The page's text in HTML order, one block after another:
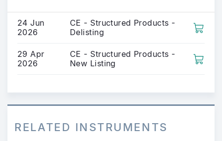
24 Jun
2026
CE - Structured Products -
Delisting
29 Apr
2026
CE - Structured Products -
New Listing
RELATED INSTRUMENTS